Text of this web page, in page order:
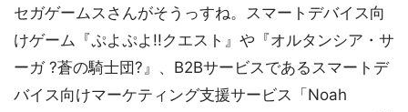
セガゲームスさんがそうっすね。スマートデバイス向
けゲーム『ぷよぷよ!!クエスト』や『オルタンシア・サ
ーガ ?蒼の騎士団?』、B2Bサービスであるスマートデ
バイス向けマーケティング支援サービス「Noah